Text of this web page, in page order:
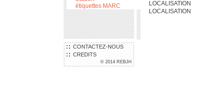
CONTACTEZ-NOUS
CREDITS
© 2014 REBJH
étiquettes MARC
LOCALISATION
LOCALISATION